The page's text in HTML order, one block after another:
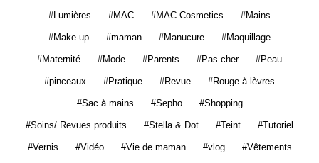
Lumières MAC MAC Cosmetics Mains
Make-up maman Manucure Maquillage
Maternité Mode Parents Pas cher Peau
pinceaux Pratique Revue Rouge à lèvres
Sac à mains Sepho Shopping
Soins/ Revues produits Stella & Dot Teint Tutoriel
Vernis Vidéo Vie de maman vlog Vêtements